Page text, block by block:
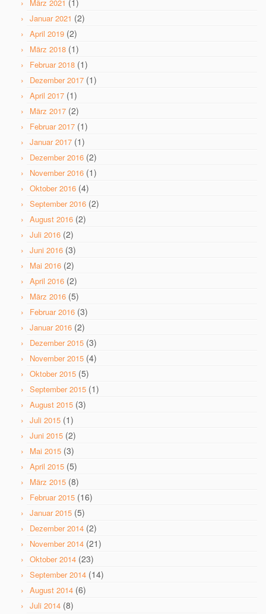
März 2021 (1)
Januar 2021 (2)
April 2019 (2)
März 2018 (1)
Februar 2018 (1)
Dezember 2017 (1)
April 2017 (1)
März 2017 (2)
Februar 2017 (1)
Januar 2017 (1)
Dezember 2016 (2)
November 2016 (1)
Oktober 2016 (4)
September 2016 (2)
August 2016 (2)
Juli 2016 (2)
Juni 2016 (3)
Mai 2016 (2)
April 2016 (2)
März 2016 (5)
Februar 2016 (3)
Januar 2016 (2)
Dezember 2015 (3)
November 2015 (4)
Oktober 2015 (5)
September 2015 (1)
August 2015 (3)
Juli 2015 (1)
Juni 2015 (2)
Mai 2015 (3)
April 2015 (5)
März 2015 (8)
Februar 2015 (16)
Januar 2015 (5)
Dezember 2014 (2)
November 2014 (21)
Oktober 2014 (23)
September 2014 (14)
August 2014 (6)
Juli 2014 (8)